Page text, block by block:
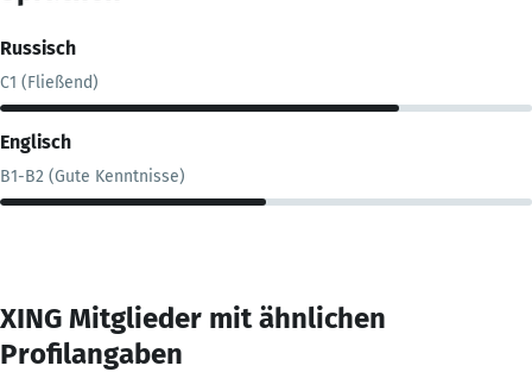
Russisch
C1 (Fließend)
Englisch
B1-B2 (Gute Kenntnisse)
XING Mitglieder mit ähnlichen
Profilangaben